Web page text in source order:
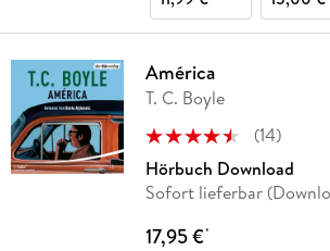
América
T. C. Boyle
(14)
Hörbuch Download
Sofort lieferbar
17,95 €*